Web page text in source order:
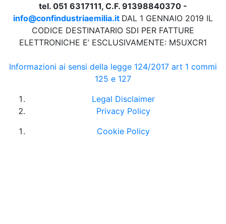
tel. 051 6317111, C.F. 91398840370 -
info@confindustriaemilia.it DAL 1 GENNAIO 2019 IL
CODICE DESTINATARIO SDI PER FATTURE
ELETTRONICHE E’ ESCLUSIVAMENTE: M5UXCR1
Informazioni ai sensi della legge 124/2017 art 1 commi
125 e 127
Legal Disclaimer
Privacy Policy
Cookie Policy